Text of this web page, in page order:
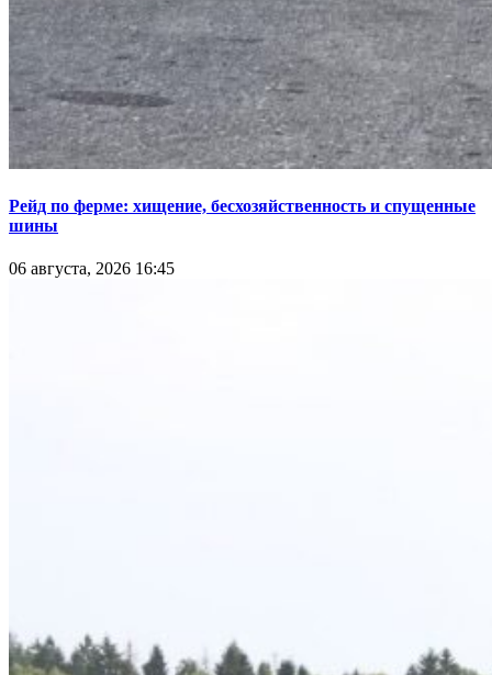
Рейд по ферме: хищение, бесхозяйственность и спущенные
шины
06 августа, 2026 16:45